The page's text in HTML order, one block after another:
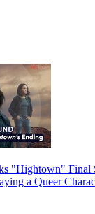
"Hightown" Final
a Queer